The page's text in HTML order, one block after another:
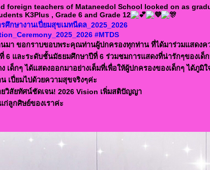
foreign teachers of Mataneedol School looked on as
K3Plus , Grade 6 and Grade 12
ศึกษางานเปี่ยมสุขเมทนีดล_2025_2026
#MTDS
มา ขอกราบขอบพระคุณท่านผู้ปกครองทุกท่าน ที่ได้มาร่วมแสดงค
และระดับชั้นมัธยมศึกษาปีที่ 6 ร่วมชมการแสดงที่น่ารักๆของเด็
ด็กๆ ได้แสดงออกมาอย่างเต็มที่เพื่อให้ผู้ปกครองของเด็กๆ ได้ภูมิใ
เปี่ยมไปด้วยความสุขจริงๆค่ะ
ยวิสัยทัศน์ชัดเจน! 2026 Vision เพิ่มสติปัญญา
แก่ลูกศิษย์ของเราค่ะ